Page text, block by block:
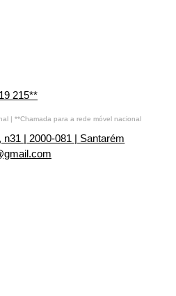
215**
| **Chamada para a rede móvel nacional
n31 | 2000-081 | Santarém